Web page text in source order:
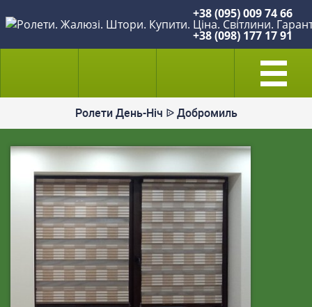
+38 (095) 009 74 66
+38 (098) 177 17 91
Ролети День-Ніч ᐉ Добромиль